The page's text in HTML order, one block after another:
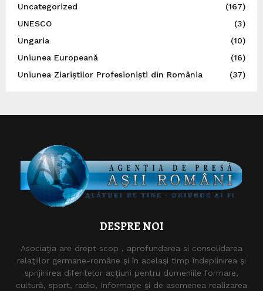
Uncategorized
(167)
UNESCO
(3)
Ungaria
(10)
Uniunea Europeană
(16)
Uniunea Ziariștilor Profesioniști din România
(37)
DESPRE NOI
Asociaţia are drept scop , aprofundarea si consolidarea
relaţiilor germane-române şi în acelaşi timp îndeplinirea şi
sprijinirea diferitelor acţiuni pentru domeniile formare,
cultură, sport, radio, Informaţie şi de asemenea realizarea